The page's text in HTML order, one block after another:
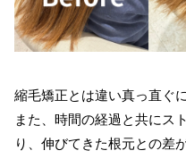
縮毛矯正とは違い真っ直ぐ
また、時間の経過と共にス
り、伸びてきた根元との差